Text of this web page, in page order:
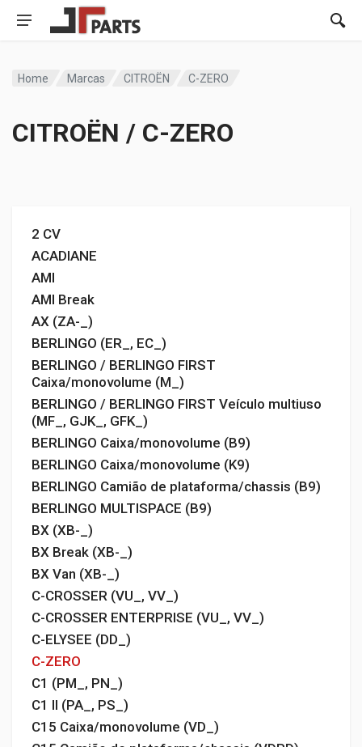
Home Marcas CITROËN C-ZERO
CITROËN / C-ZERO
2 CV
ACADIANE
AMI
AMI Break
AX (ZA-_)
BERLINGO (ER_, EC_)
BERLINGO / BERLINGO FIRST
Caixa/monovolume (M_)
BERLINGO / BERLINGO FIRST Veículo multiuso
(MF_, GJK_, GFK_)
BERLINGO Caixa/monovolume (B9)
BERLINGO Caixa/monovolume (K9)
BERLINGO Camião de plataforma/chassis (B9)
BERLINGO MULTISPACE (B9)
BX (XB-_)
BX Break (XB-_)
BX Van (XB-_)
C-CROSSER (VU_, VV_)
C-CROSSER ENTERPRISE (VU_, VV_)
C-ELYSEE (DD_)
C-ZERO
C1 (PM_, PN_)
C1 II (PA_, PS_)
C15 Caixa/monovolume (VD_)